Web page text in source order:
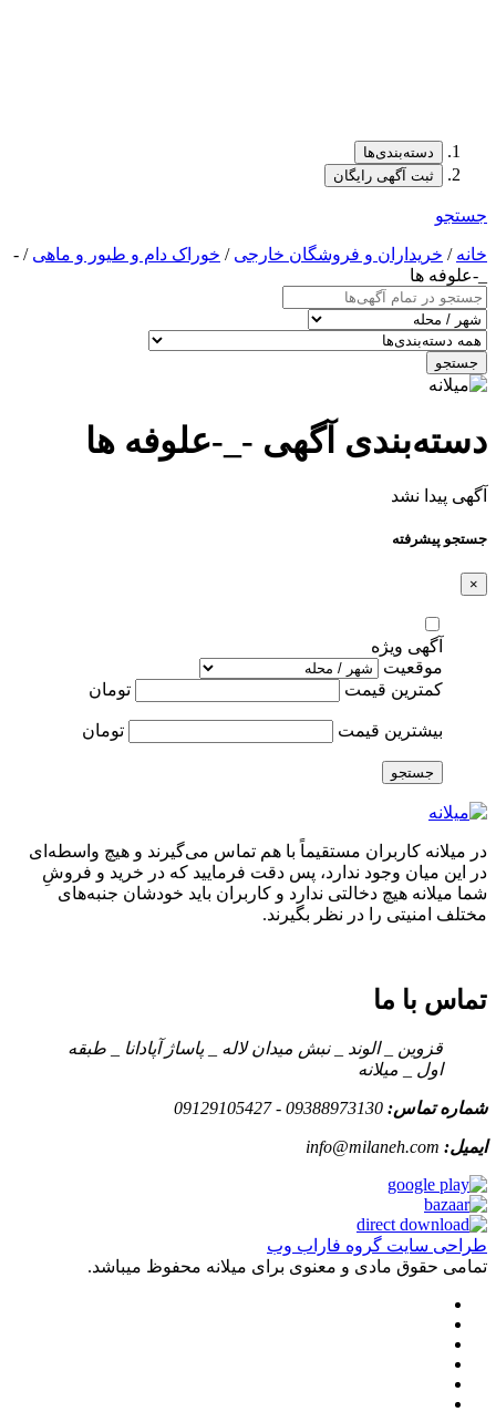
دسته‌بندی‌ها
ثبت آگهی رایگان
جستجو
خانه / خریداران و فروشگان خارجی / خوراک دام و طیور و ماهی / -
_-علوفه ها
جستجو
دسته‌بندی آگهی -_-علوفه ها
آگهی پیدا نشد
جستجو پیشرفته
×
آگهی ویژه
موقعیت
کمترین قیمت
تومان
بیشترین قیمت تومان
جستجو
در میلانه کاربران مستقیماً با هم تماس می‌گیرند و هیچ واسطه‌ای
در این میان وجود ندارد، پس دقت فرمایید که در خرید و فروشِ
شما میلانه هیچ دخالتی ندارد و کاربران باید خودشان جنبه‌های
مختلف امنیتی را در نظر بگیرند.
تماس با ما
قزوین _ الوند _ نبش میدان لاله _ پاساژ آپادانا _ طبقه
اول _ میلانه
شماره تماس: 09388973130 - 09129105427
ایمیل: info@milaneh.com
طراحی سایت گروه فاراب وب
تمامی حقوق مادی و معنوی برای میلانه محفوظ میباشد.